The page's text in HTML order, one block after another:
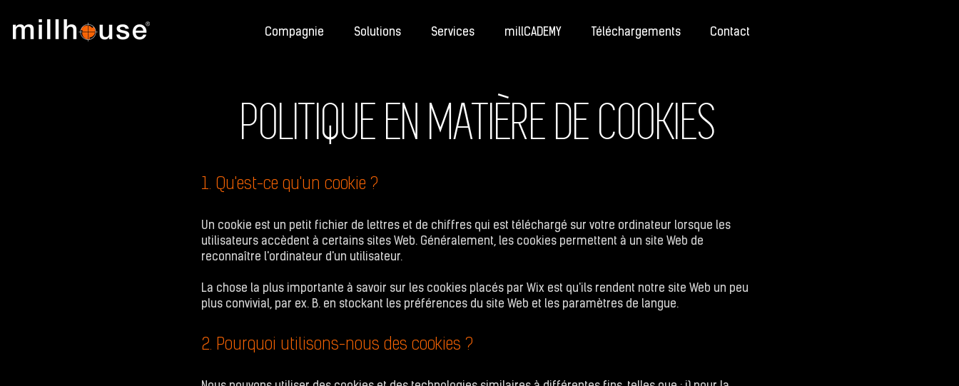
Compagnie Solutions Services millCADEMY Téléchargements Contact
POLITIQUE EN MATIÈRE DE COOKIES
1. Qu'est-ce qu'un cookie ?
Un cookie est un petit fichier de lettres et de chiffres qui est téléchargé sur votre ordinateur lorsque les
utilisateurs accèdent à certains sites Web. Généralement, les cookies permettent à un site Web de
reconnaître l'ordinateur d'un utilisateur.
La chose la plus importante à savoir sur les cookies placés par Wix est qu'ils rendent notre site Web un peu
plus convivial, par ex. B. en stockant les préférences du site Web et les paramètres de langue.
2. Pourquoi utilisons-nous des cookies ?